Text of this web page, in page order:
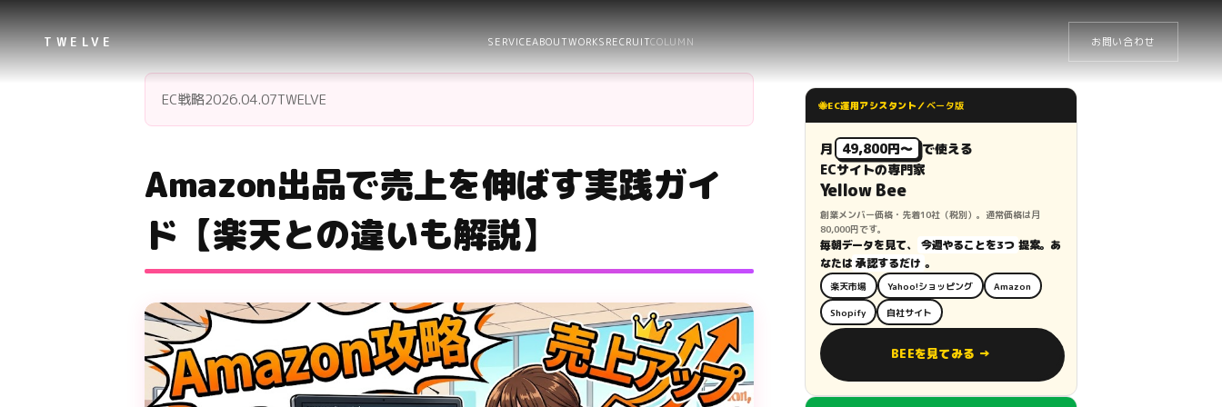
TWELVE SERVICEABOUTWORKSRECRUITCOLUMN お問い合わせ
EC戦略2026.04.07TWELVE
Amazon出品で売上を伸ばす実践ガイ
ド【楽天との違いも解説】
🐝EC運用アシスタント／ベータ版
月 49,800円〜 で使える
ECサイトの専門家
Yellow Bee
創業メンバー価格・先着10社（税別）。通常価格は月
80,000円です。
毎朝データを見て、 今週やることを3つ 提案。あ
なたは 承認するだけ 。
楽天市場 Yahoo!ショッピング Amazon
Shopify 自社サイト
BEEを見てみる →